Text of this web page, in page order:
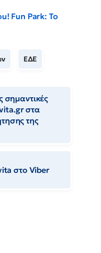
Fun Park: Το
ΕΔΕ
σημαντικές
στα
της
στο Viber